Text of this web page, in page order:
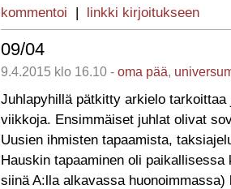
kommentoi | linkki kirjoitukseen
09/04
9.4.2015 klo 16.10 - oma pää,
Juhlapyhillä pätkitty arkielo
viikkoja. Ensimmäiset juhlat olivat
Uusien ihmisten tapaamista,
Hauskin tapaaminen oli
siinä A:lla alkavassa huonoimmassa)